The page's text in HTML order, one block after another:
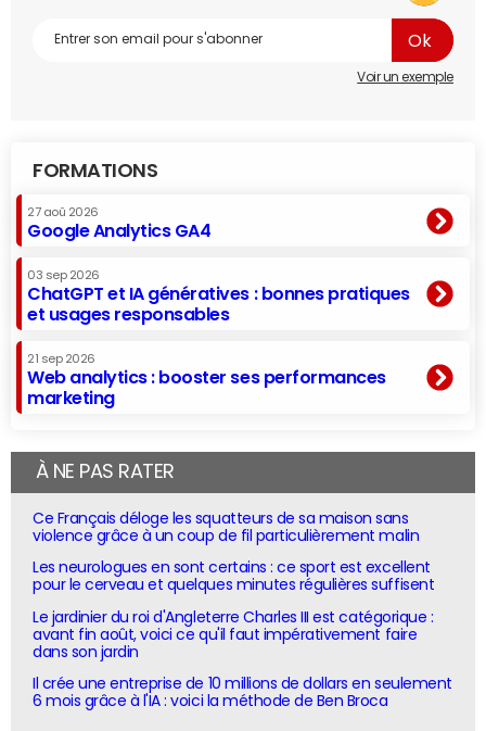
Voir un exemple
FORMATIONS
27 aoû 2026
Google Analytics GA4
03 sep 2026
ChatGPT et IA génératives : bonnes pratiques
et usages responsables
21 sep 2026
Web analytics : booster ses performances
marketing
À NE PAS RATER
Ce Français déloge les squatteurs de sa maison sans
violence grâce à un coup de fil particulièrement malin
Les neurologues en sont certains : ce sport est excellent
pour le cerveau et quelques minutes régulières suffisent
Le jardinier du roi d'Angleterre Charles III est catégorique :
avant fin août, voici ce qu'il faut impérativement faire
dans son jardin
Il crée une entreprise de 10 millions de dollars en seulement
6 mois grâce à l'IA : voici la méthode de Ben Broca